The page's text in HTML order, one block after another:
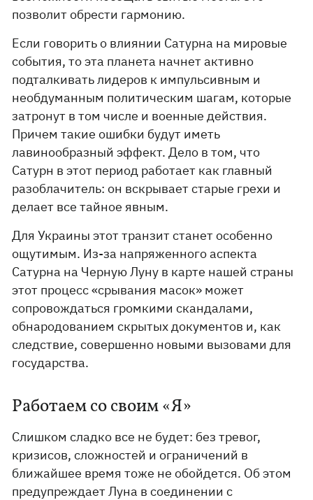
позволит обрести гармонию.
Если говорить о влиянии Сатурна на мировые
события, то эта планета начнет активно
подталкивать лидеров к импульсивным и
необдуманным политическим шагам, которые
затронут в том числе и военные действия.
Причем такие ошибки будут иметь
лавинообразный эффект. Дело в том, что
Сатурн в этот период работает как главный
разоблачитель: он вскрывает старые грехи и
делает все тайное явным.
Для Украины этот транзит станет особенно
ощутимым. Из-за напряженного аспекта
Сатурна на Черную Луну в карте нашей страны
этот процесс «срывания масок» может
сопровождаться громкими скандалами,
обнародованием скрытых документов и, как
следствие, совершенно новыми вызовами для
государства.
Работаем со своим «Я»
Слишком сладко все не будет: без тревог,
кризисов, сложностей и ограничений в
ближайшее время тоже не обойдется. Об этом
предупреждает Луна в соединении с